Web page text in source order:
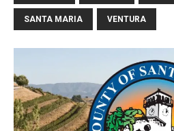
SANTA MARIA VENTURA